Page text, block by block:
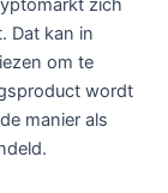
zich
Dat kan in
om te
wordt
manier als